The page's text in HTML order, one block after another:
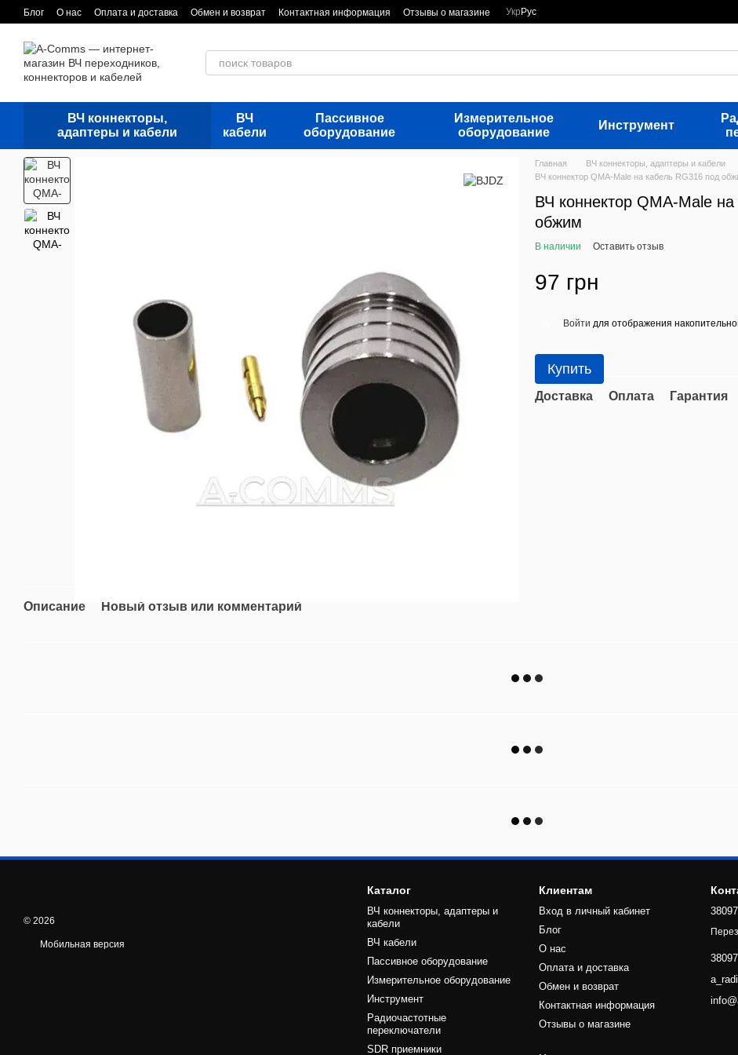
Перейти к основному контенту
Блог О нас Оплата и доставка Обмен и возврат Контактная информация Отзывы о магазине Укр Рус
ВЧ коннекторы,
адаптеры и кабели
ВЧ
кабели
Пассивное
оборудование
Измерительное
оборудование
Инструмент
Описание Новый отзыв или комментарий
Главная ВЧ коннекторы, адаптеры и кабели
ВЧ коннектор QMA-Male на кабель RG316 под
ВЧ коннектор QMA-Male
обжим
В наличии Оставить отзыв
97 грн
Войти для отображения
Купить
Доставка Оплата Гарантия
© 2026
Мобильная версия
Каталог
ВЧ коннекторы, адаптеры и
кабели
ВЧ кабели
Пассивное оборудование
Измерительное оборудование
Инструмент
Радиочастотные
переключатели
SDR приемники
Клиентам
Вход в личный кабинет
Блог
О нас
Оплата и доставка
Обмен и возврат
Контактная информация
Отзывы о магазине